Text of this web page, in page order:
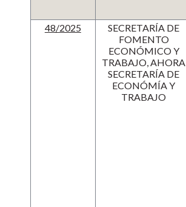
48/2025
SECRETARÍA DE
FOMENTO
ECONÓMICO Y
TRABAJO, AHORA
SECRETARÍA DE
ECONÓMÍA Y
TRABAJO